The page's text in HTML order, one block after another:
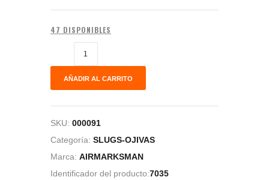
47 DISPONIBLES
AÑADIR AL CARRITO
SKU: 000091
Categoría: SLUGS-OJIVAS
Marca: AIRMARKSMAN
Identificador del producto:7035